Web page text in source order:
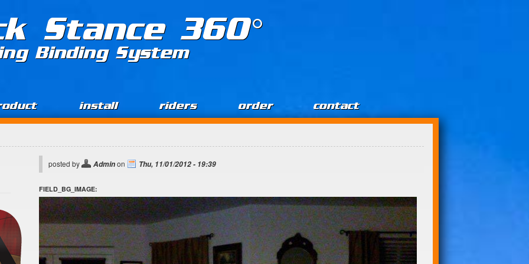
Stance 360°
Binding System
install riders order contact
posted by Adminon Thu, 11/01/2012 - 19:39
FIELD_BG_IMAGE: